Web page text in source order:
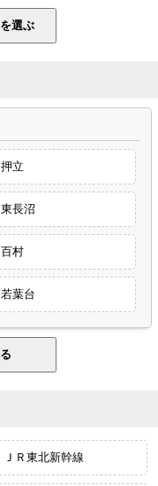
押立
東長沼
百村
若葉台
ＪＲ東北新幹線